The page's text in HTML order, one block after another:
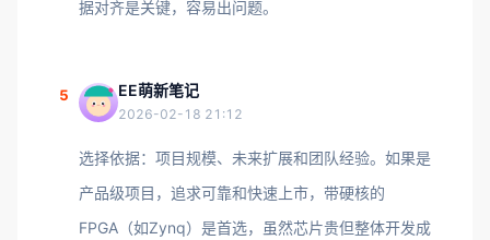
据对齐是关键，容易出问题。
5 EE萌新笔记
2026-02-18 21:12
选择依据：项目规模、未来扩展和团队经验。如果是
产品级项目，追求可靠和快速上市，带硬核的
FPGA（如Zynq）是首选，虽然芯片贵但整体开发成